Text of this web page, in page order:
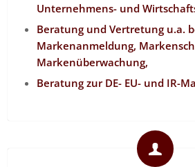
Unternehmens- und
Beratung und Vertretung u.a.
Markenanmeldung,
Markenüberwachung,
Beratung zur DE- EU- und IR-